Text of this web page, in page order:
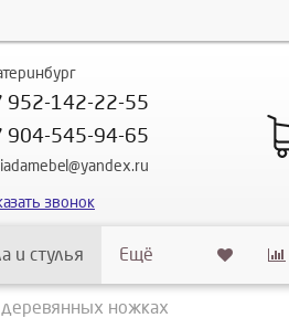
952-142-22-55
904-545-94-65
звонок
и стулья Ещё
деревянных ножках